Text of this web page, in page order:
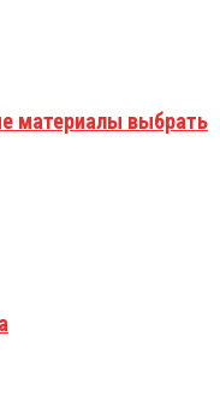
материалы выбрать